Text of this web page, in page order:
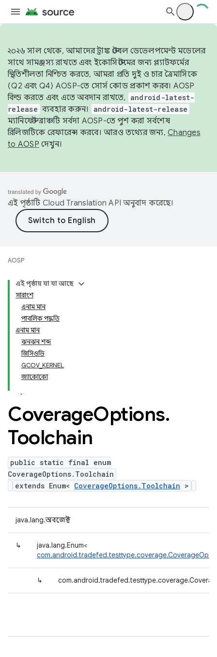
২০২৬ সাল থেকে, আমাদের ট্রাঙ্ক স্টেবল ডেভেলপমেন্ট মডেলের
সাথে সামঞ্জস্য রাখতে এবং ইকোসিস্টেমের জন্য প্ল্যাটফর্মের
স্থিতিশীলতা নিশ্চিত করতে, আমরা প্রতি দুই ও চার ত্রৈমাসিকে
(Q2 এবং Q4) AOSP-তে সোর্স কোড প্রকাশ করব। AOSP
বিল্ড করতে এবং এতে অবদান রাখতে,
android-latest-
release ব্যবহার করুন। android-latest-release
ম্যানিফেস্ট ব্রাঞ্চটি সর্বদা AOSP-তে পুশ করা সর্বশেষ
রিলিজটিকে রেফারেন্স করবে। আরও তথ্যের জন্য, Changes
to AOSP দেখুন।
এই পৃষ্ঠাটি Cloud Translation API অনুবাদ করেছে।
AOSP
এই পৃষ্ঠায় যা যা আছে
সারাংশ
এনাম মান
পাবলিক পদ্ধতি
এনাম মান
ঝনঝন শব্দ
জিসিওভি
GCOV_KERNEL
জ্যাকোকো
CoverageOptions.
Toolchain
public static final enum
CoverageOptions.Toolchain
extends Enum< CoverageOptions.Toolchain >
java.lang.অবজেক্ট
↳
java.lang.Enum<
↳